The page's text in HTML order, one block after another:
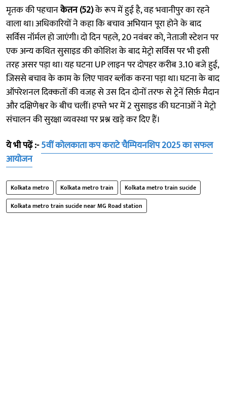
मृतक की पहचानकेतन (52)के रूप में हुई है, वह भवानीपुर का रहने
वाला था। अधिकारियों ने कहा कि बचाव अभियान पूरा होने के बाद
सर्विस नॉर्मल हो जाएंगी। दो दिन पहले, 20 नवंबर को, नेताजी स्टेशन पर
एक अन्य कथित सुसाइड की कोशिश के बाद मेट्रो सर्विस पर भी इसी
तरह असर पड़ा था। यह घटना UP लाइन पर दोपहर करीब 3.10 बजे हुई,
जिससे बचाव के काम के लिए पावर ब्लॉक करना पड़ा था। घटना के बाद
ऑपरेशनल दिक्कतों की वजह से उस दिन दोनों तरफ से ट्रेनें सिर्फ़ मैदान
और दक्षिणेश्वर के बीच चलीं। हफ्ते भर में 2 सुसाइड की घटनाओं ने मेट्रो
संचालन की सुरक्षा व्यवस्था पर प्रश्न खड़े कर दिए हैं।
ये भी पढ़ें :-5वीं कोलकाता कप कराटे चैम्पियनशिप 2025 का सफल
आयोजन
Kolkata metro Kolkata metro train
Kolkata metro train sucide
Kolkata metro train sucide near MG Road station